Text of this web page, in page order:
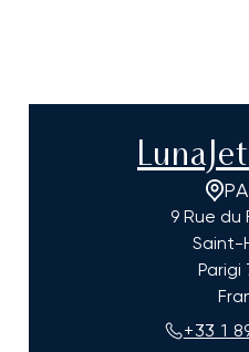
9 Rue du
Saint-
Parigi
+33 1